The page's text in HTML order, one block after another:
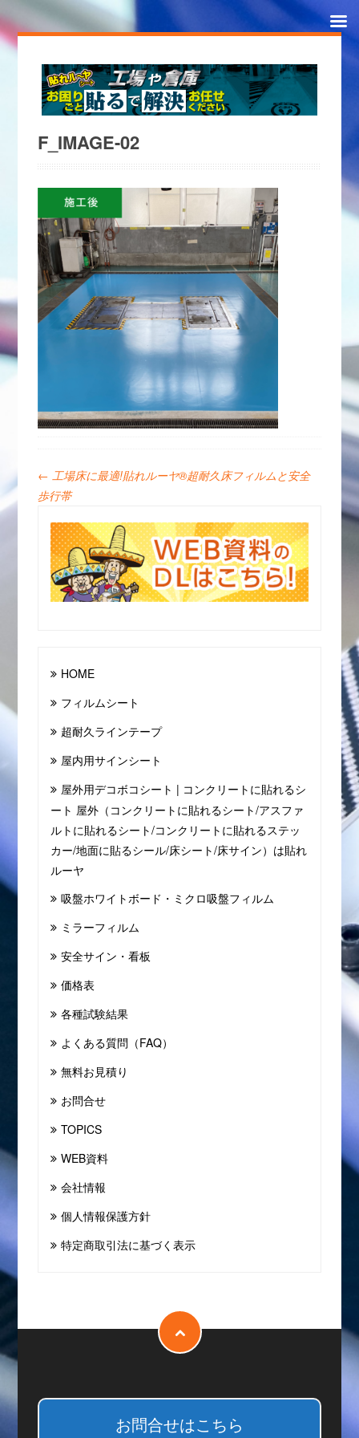
F_IMAGE-02
← 工場床に最適!貼れルーヤ®︎超耐久床フィルムと安全
歩行帯
HOME
フィルムシート
超耐久ラインテープ
屋内用サインシート
屋外用デコボコシート | コンクリートに貼れるシ
ート 屋外（コンクリートに貼れるシート/アスファ
ルトに貼れるシート/コンクリートに貼れるステッ
カー/地面に貼るシール/床シート/床サイン）は貼れ
ルーヤ
吸盤ホワイトボード・ミクロ吸盤フィルム
ミラーフィルム
安全サイン・看板
価格表
各種試験結果
よくある質問（FAQ）
無料お見積り
お問合せ
TOPICS
WEB資料
会社情報
個人情報保護方針
特定商取引法に基づく表示
お問合せはこちら